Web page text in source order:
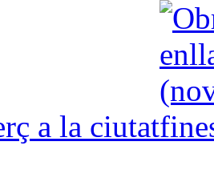
a la ciutat